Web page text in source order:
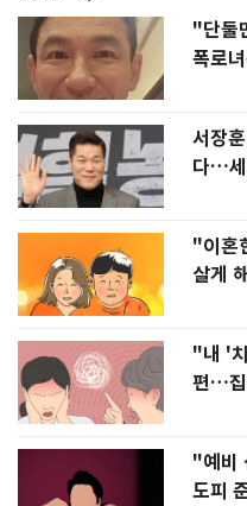
"단둘
폭로
서장
다…
"이혼
살게
"내 '
편…집
"예비
도피